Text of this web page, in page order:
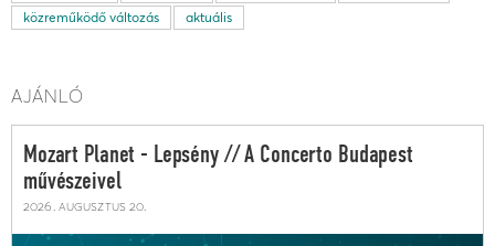
közreműködő változás
aktuális
AJÁNLÓ
Mozart Planet - Lepsény // A Concerto Budapest
művészeivel
2026. augusztus 20.